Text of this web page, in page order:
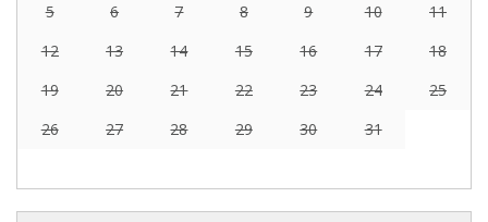
5
6 7 8 9 10
11
12
13 14 15 16 17
18
19
20 21 22 23 24
25
26
27 28 29 30 31